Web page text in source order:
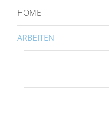
HOME
ARBEITEN